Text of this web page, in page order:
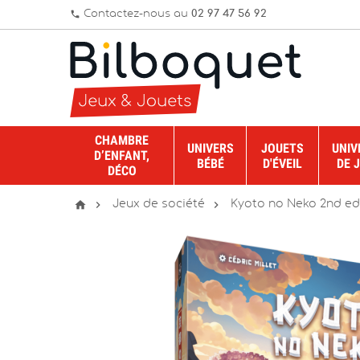
phone Contactez-nous au 02 97 47 56 92
CHAMBRE
D’ENFANT,
DÉCO
UNIVERS
BÉBÉ
JOUETS
D'ÉVEIL
DE
  Jeux de société  Kyoto no Neko 2nd